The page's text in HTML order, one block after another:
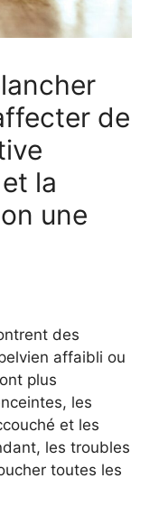
de
la
une
des
affaibli ou
plus
les
et les
les troubles
toutes les